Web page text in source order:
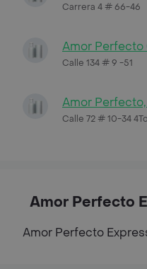
Carrera 4 # 66-46
Amor Perfecto
Calle 134 # 9 -51
Amor
Calle 72 # 10-34
Amor Perfecto
Amor Perfecto